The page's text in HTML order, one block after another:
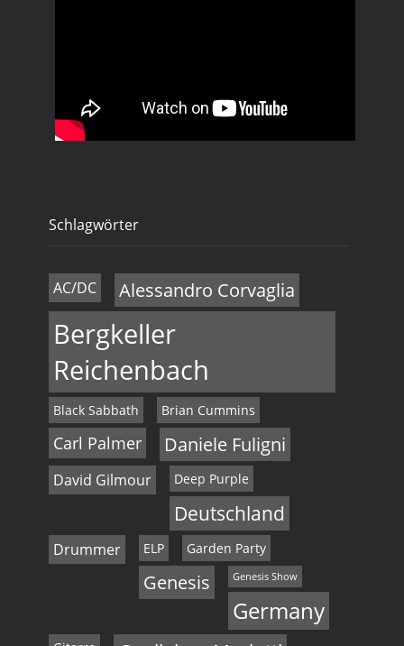
Schlagwörter
AC/DC Alessandro Corvaglia
Bergkeller
Reichenbach
Black Sabbath Brian Cummins
Carl Palmer Daniele Fuligni
David Gilmour Deep Purple
Deutschland
Drummer ELP Garden Party
Genesis Genesis Show
Germany